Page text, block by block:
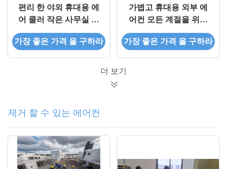
편리 한 야외 휴대용 에
어 쿨러 작은 사무실 에
대한 간편 한 유지 보수
가장 좋은 가격 을 구하라
가볍고 휴대용 외부 에
어컨 모든 계절을 위한
기후 조절
가장 좋은 가격 을 구하라
더 보기
제거 할 수 있는 에어컨